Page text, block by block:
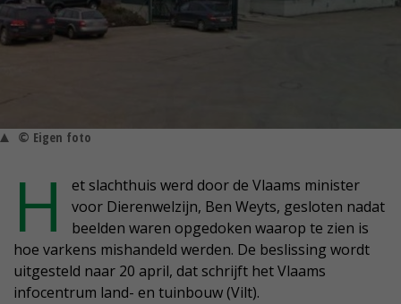
© Eigen foto
H
et slachthuis werd door de Vlaams minister
voor Dierenwelzijn, Ben Weyts, gesloten nadat
beelden waren opgedoken waarop te zien is
hoe varkens mishandeld werden. De beslissing wordt
uitgesteld naar 20 april, dat schrijft het Vlaams
infocentrum land- en tuinbouw (Vilt).